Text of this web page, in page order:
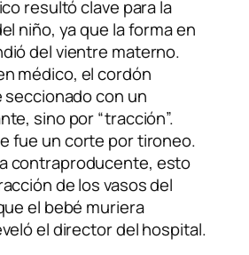
resultó clave para la
niño, ya que la forma en
del vientre materno.
médico, el cordón
seccionado con un
sino por “tracción”.
fue un corte por tironeo.
contraproducente, esto
de los vasos del
el bebé muriera
el director del hospital.